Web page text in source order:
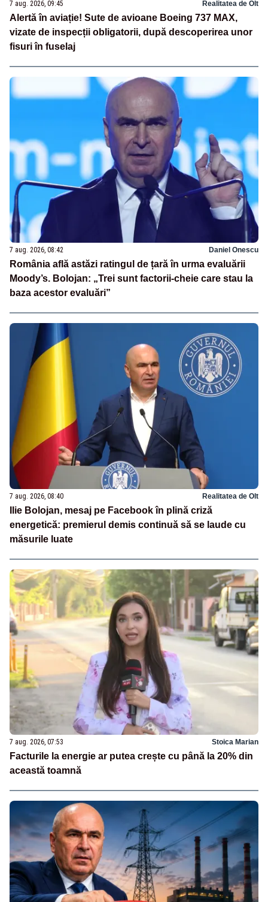
7 aug. 2026, 09:45 Realitatea de Olt
Alertă în aviație! Sute de avioane Boeing 737 MAX,
vizate de inspecții obligatorii, după descoperirea unor
fisuri în fuselaj
7 aug. 2026, 08:42 Daniel Onescu
România află astăzi ratingul de țară în urma evaluării
Moody’s. Bolojan: „Trei sunt factorii-cheie care stau la
baza acestor evaluări”
7 aug. 2026, 08:40 Realitatea de Olt
Ilie Bolojan, mesaj pe Facebook în plină criză
energetică: premierul demis continuă să se laude cu
măsurile luate
7 aug. 2026, 07:53 Stoica Marian
Facturile la energie ar putea crește cu până la 20% din
această toamnă